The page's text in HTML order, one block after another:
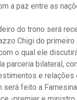
a paz entre as
do trono será
Chigi do
o qual ele
parceria bilateral,
e relações
será feito a